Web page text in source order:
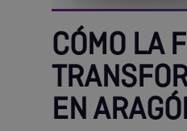
CÓMO LA
EN